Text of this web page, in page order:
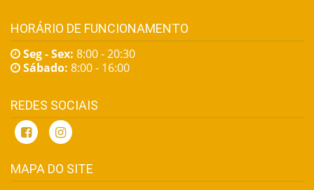
HORÁRIO DE FUNCIONAMENTO
Seg - Sex: 8:00 - 20:30
Sábado: 8:00 - 16:00
REDES SOCIAIS
MAPA DO SITE